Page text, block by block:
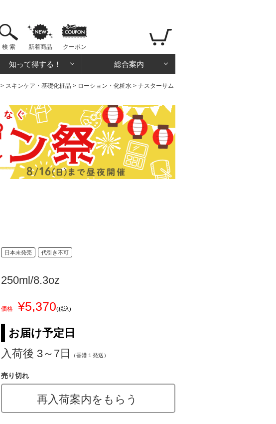
検 索 新着商品 クーポン
知って得する！ 総合案内
> スキンケア・基礎化粧品 > ローション・化粧水 > ナスターサム
日本未発売 代引き不可
250ml/8.3oz
価格 ¥5,370(税込)
お届け予定日
入荷後 3～7日
（香港１発送）
売り切れ
再入荷案内をもらう